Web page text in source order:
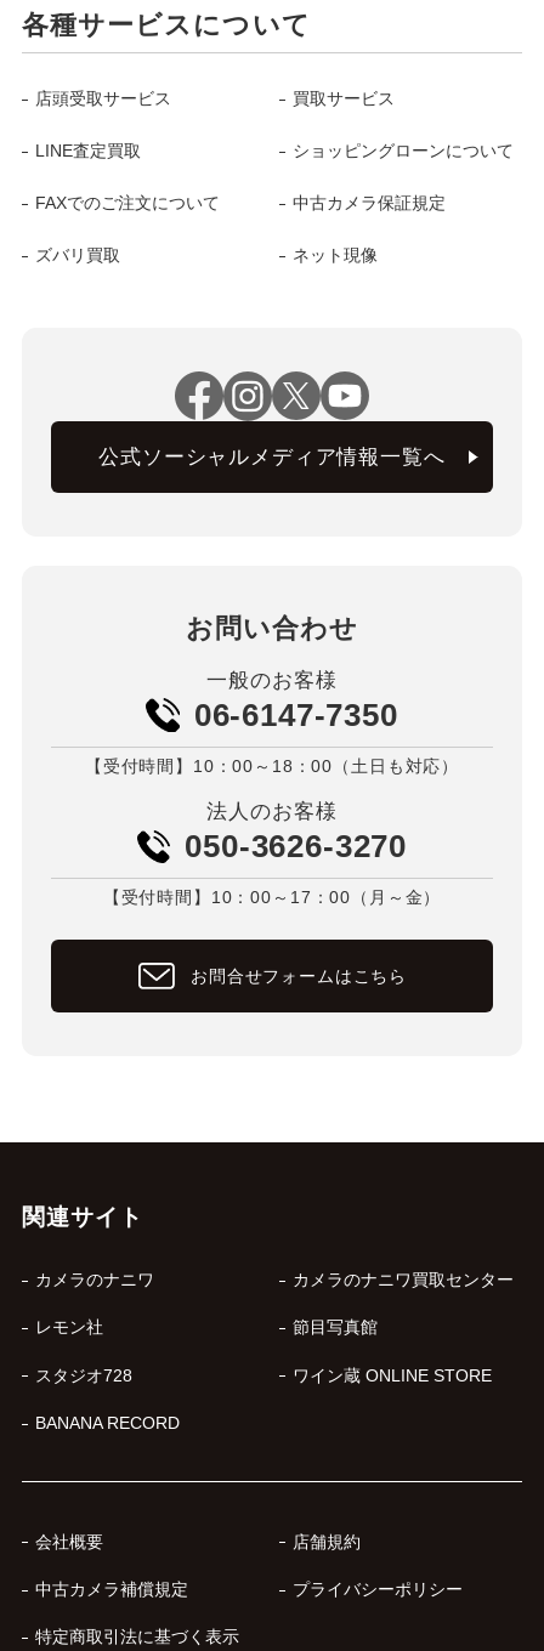
各種サービスについて
店頭受取サービス 買取サービス
LINE査定買取 ショッピングローンについて
FAXでのご注文について 中古カメラ保証規定
ズバリ買取 ネット現像
公式ソーシャルメディア情報一覧へ
お問い合わせ
一般のお客様
06-6147-7350
【受付時間】10：00～18：00（土日も対応）
法人のお客様
050-3626-3270
【受付時間】10：00～17：00（月～金）
お問合せフォームはこちら
関連サイト
カメラのナニワ カメラのナニワ買取センター
レモン社 節目写真館
スタジオ728 ワイン蔵 ONLINE STORE
BANANA RECORD
会社概要 店舗規約
中古カメラ補償規定 プライバシーポリシー
特定商取引法に基づく表示